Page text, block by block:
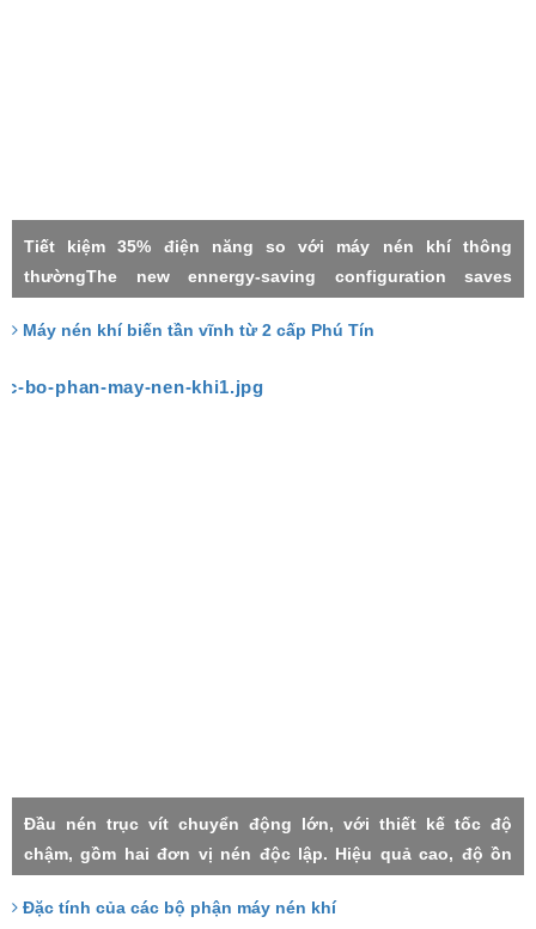
Tiết kiệm 35% điện năng so với máy nén khí thông
thườngThe new ennergy-saving configuration saves
frequency machineMáy nén khí 2 cấpMáy nén khí biến tần
Máy nén khí biến tần vĩnh từ 2 cấp Phú Tín
Đầu nén trục vít chuyển động lớn, với thiết kế tốc độ
chậm, gồm hai đơn vị nén độc lập. Hiệu quả cao, độ ồn
thấp, thất thoát nhỏ, Hai cấp trục vít đảm nhận với công
Đặc tính của các bộ phận máy nén khí